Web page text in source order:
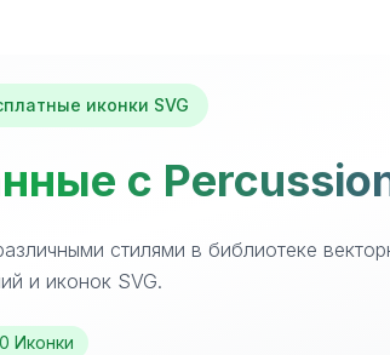
иконки SVG
с
стилями в библиотеке
и иконок SVG.
0 Иконки